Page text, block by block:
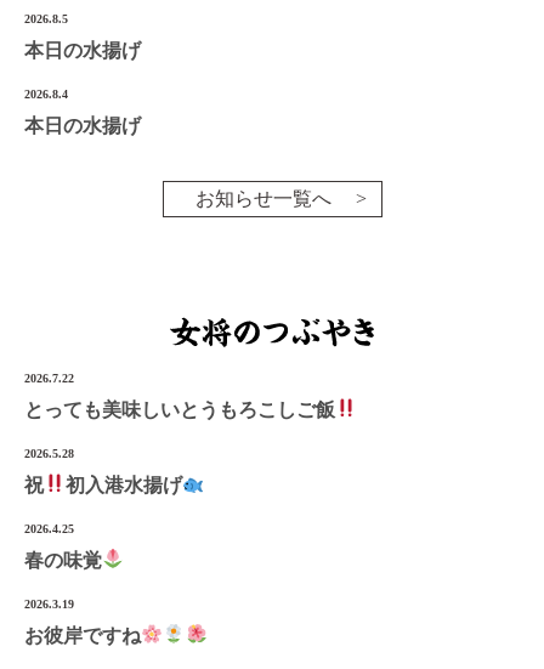
2026.8.5
本日の水揚げ
2026.8.4
本日の水揚げ
お知らせ一覧へ
2026.7.22
とっても美味しいとうもろこしご飯
2026.5.28
祝 初入港水揚げ
2026.4.25
春の味覚
2026.3.19
お彼岸ですね